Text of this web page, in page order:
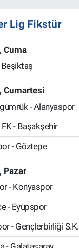
Lig Fikstür
Cuma
Cumartesi
- Alanyaspor
- Başakşehir
- Göztepe
Pazar
- Konyaspor
- Eyüpspor
- Gençlerbirliği S.K.